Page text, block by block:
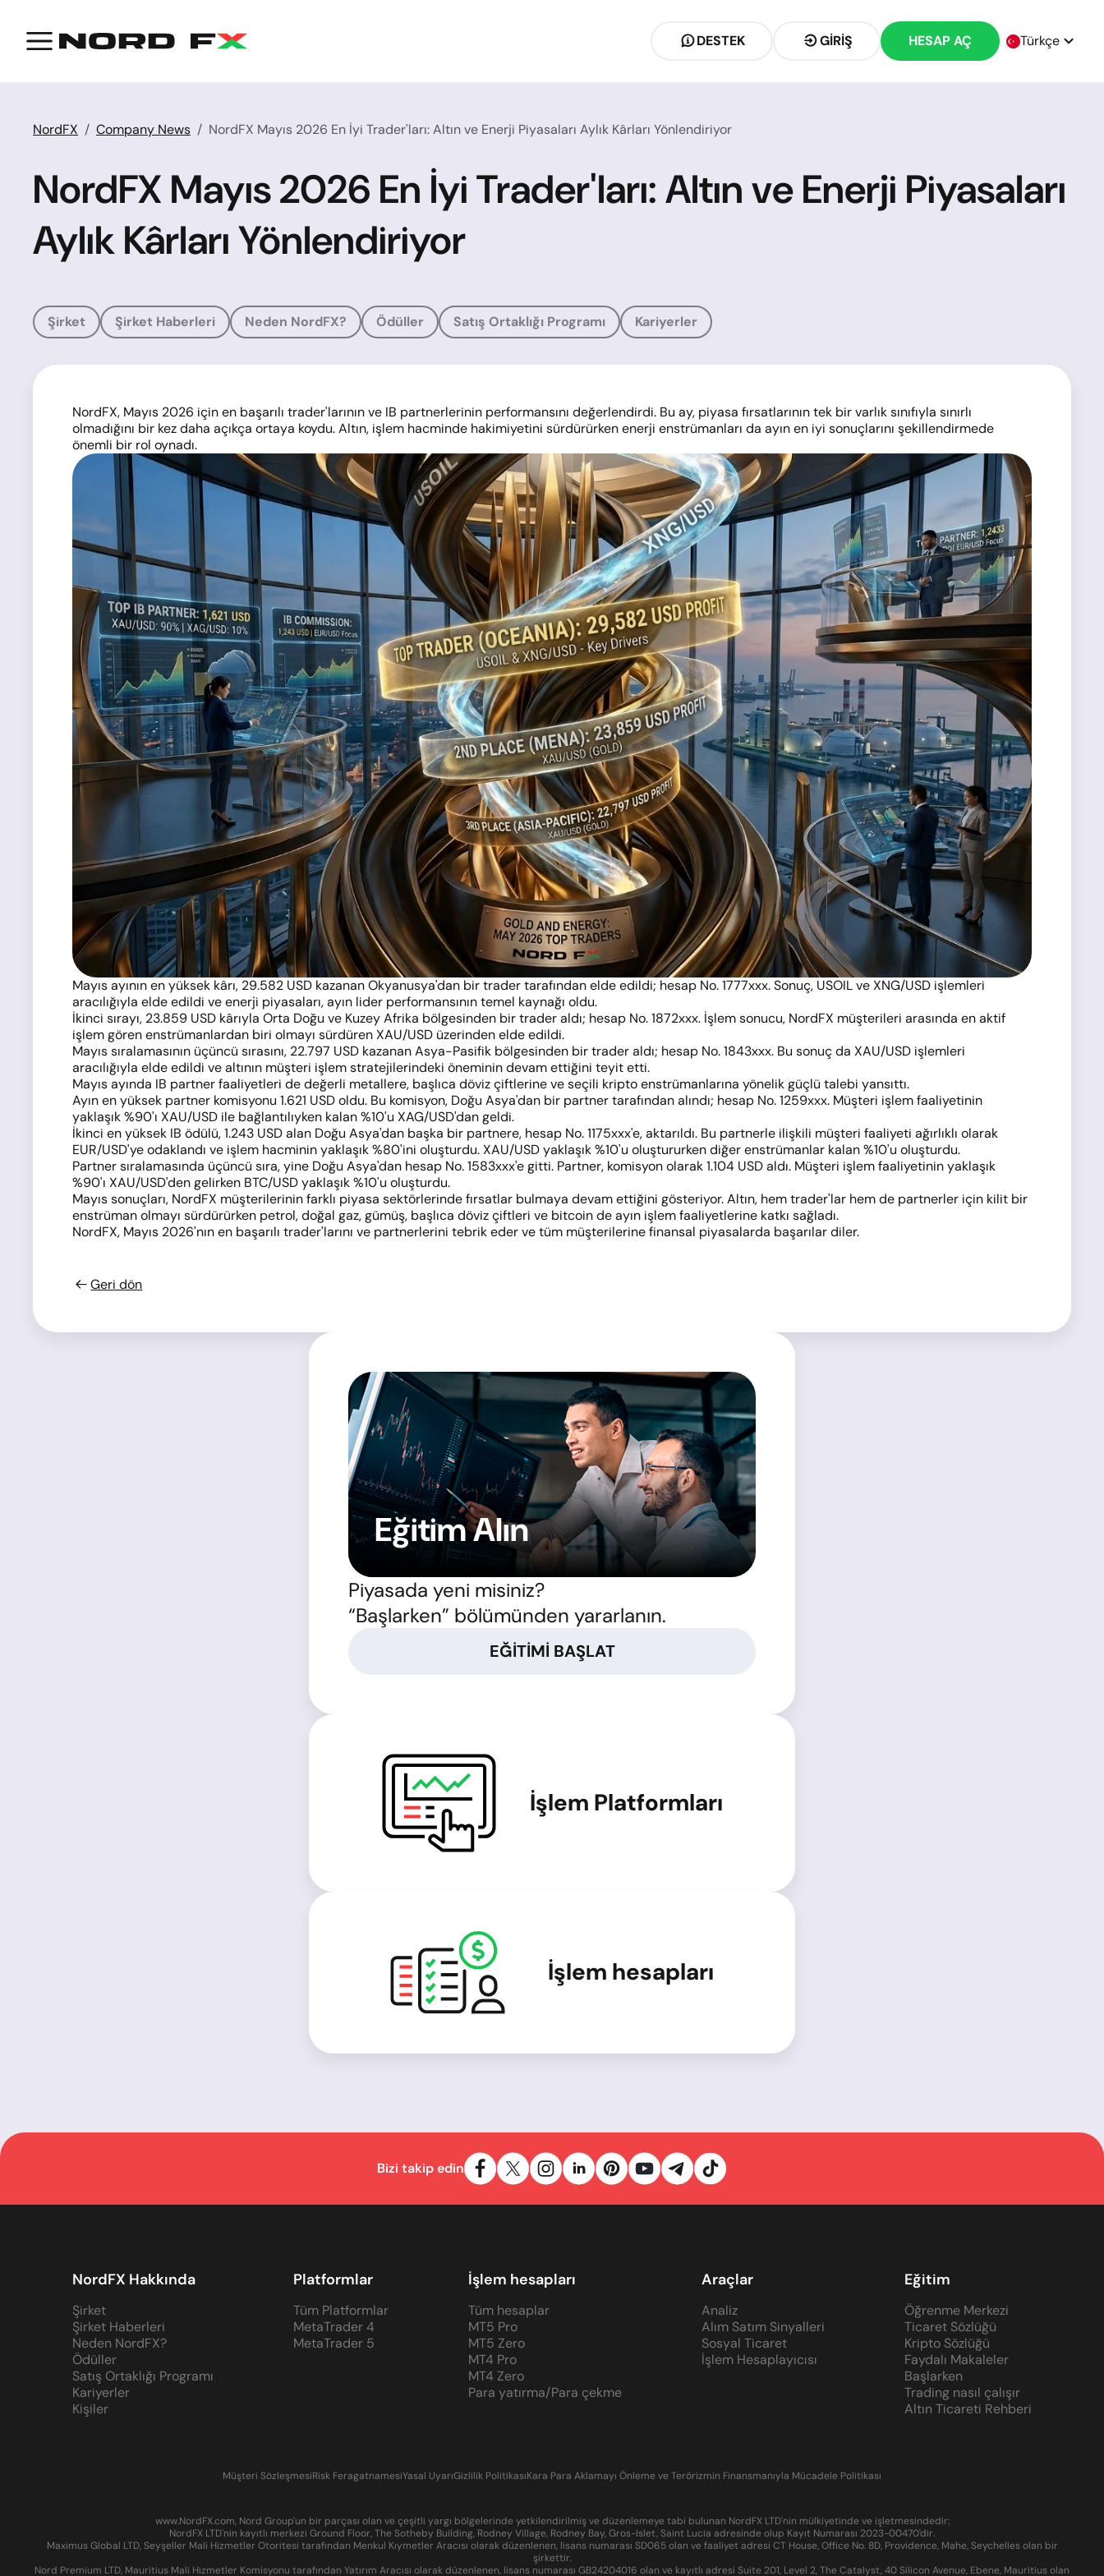
DESTEK GIRIŞ HESAP AÇ Türkçe
NordFX Company News NordFX Mayıs 2026 En İyi Trader'ları: Altın ve Enerji Piyasaları Aylık Kârları Yönlendiriyor
NordFX Mayıs 2026 En İyi Trader'ları: Altın ve Enerji Piyasaları
Aylık Kârları Yönlendiriyor
Şirket Şirket Haberleri Neden NordFX? Ödüller Satış Ortaklığı Programı Kariyerler
NordFX, Mayıs 2026 için en başarılı trader'larının ve IB partnerlerinin performansını değerlendirdi. Bu ay, piyasa fırsatlarının tek bir varlık sınıfıyla sınırlı
olmadığını bir kez daha açıkça ortaya koydu. Altın, işlem hacminde hakimiyetini sürdürürken enerji enstrümanları da ayın en iyi sonuçlarını şekillendirmede
önemli bir rol oynadı.
Mayıs ayının en yüksek kârı, 29.582 USD kazanan Okyanusya'dan bir trader tarafından elde edildi; hesap No. 1777xxx. Sonuç, USOIL ve XNG/USD işlemleri
aracılığıyla elde edildi ve enerji piyasaları, ayın lider performansının temel kaynağı oldu.
İkinci sırayı, 23.859 USD kârıyla Orta Doğu ve Kuzey Afrika bölgesinden bir trader aldı; hesap No. 1872xxx. İşlem sonucu, NordFX müşterileri arasında en aktif
işlem gören enstrümanlardan biri olmayı sürdüren XAU/USD üzerinden elde edildi.
Mayıs sıralamasının üçüncü sırasını, 22.797 USD kazanan Asya-Pasifik bölgesinden bir trader aldı; hesap No. 1843xxx. Bu sonuç da XAU/USD işlemleri
aracılığıyla elde edildi ve altının müşteri işlem stratejilerindeki öneminin devam ettiğini teyit etti.
Mayıs ayında IB partner faaliyetleri de değerli metallere, başlıca döviz çiftlerine ve seçili kripto enstrümanlarına yönelik güçlü talebi yansıttı.
Ayın en yüksek partner komisyonu 1.621 USD oldu. Bu komisyon, Doğu Asya'dan bir partner tarafından alındı; hesap No. 1259xxx. Müşteri işlem faaliyetinin
yaklaşık %90'ı XAU/USD ile bağlantılıyken kalan %10'u XAG/USD'dan geldi.
İkinci en yüksek IB ödülü, 1.243 USD alan Doğu Asya'dan başka bir partnere, hesap No. 1175xxx'e, aktarıldı. Bu partnerle ilişkili müşteri faaliyeti ağırlıklı olarak
EUR/USD'ye odaklandı ve işlem hacminin yaklaşık %80'ini oluşturdu. XAU/USD yaklaşık %10'u oluştururken diğer enstrümanlar kalan %10'u oluşturdu.
Partner sıralamasında üçüncü sıra, yine Doğu Asya'dan hesap No. 1583xxx'e gitti. Partner, komisyon olarak 1.104 USD aldı. Müşteri işlem faaliyetinin yaklaşık
%90'ı XAU/USD'den gelirken BTC/USD yaklaşık %10'u oluşturdu.
Mayıs sonuçları, NordFX müşterilerinin farklı piyasa sektörlerinde fırsatlar bulmaya devam ettiğini gösteriyor. Altın, hem trader'lar hem de partnerler için kilit bir
enstrüman olmayı sürdürürken petrol, doğal gaz, gümüş, başlıca döviz çiftleri ve bitcoin de ayın işlem faaliyetlerine katkı sağladı.
NordFX, Mayıs 2026'nın en başarılı trader'larını ve partnerlerini tebrik eder ve tüm müşterilerine finansal piyasalarda başarılar diler.
Geri dön
Eğitim Alın
Piyasada yeni misiniz?
“Başlarken” bölümünden yararlanın.
EĞITIMI BAŞLAT
İşlem Platformları
İşlem hesapları
Bizi takip edin
NordFX Hakkında
Şirket
Şirket Haberleri
Neden NordFX?
Ödüller
Satış Ortaklığı Programı
Kariyerler
Kişiler
Platformlar
Tüm Platformlar
MetaTrader 4
MetaTrader 5
İşlem hesapları
Tüm hesaplar
MT5 Pro
MT5 Zero
MT4 Pro
MT4 Zero
Para yatırma/Para çekme
Araçlar
Analiz
Alım Satım Sinyalleri
Sosyal Ticaret
İşlem Hesaplayıcısı
Eğitim
Öğrenme Merkezi
Ticaret Sözlüğü
Kripto Sözlüğü
Faydalı Makaleler
Başlarken
Trading nasıl çalışır
Altın Ticareti Rehberi
Müşteri SözleşmesiRisk FeragatnamesiYasal UyarıGizlilik PolitikasıKara Para Aklamayı Önleme ve Terörizmin Finansmanıyla Mücadele Politikası
www.NordFX.com, Nord Group'un bir parçası olan ve çeşitli yargı bölgelerinde yetkilendirilmiş ve düzenlemeye tabi bulunan NordFX LTD'nin mülkiyetinde ve işletmesindedir:
NordFX LTD'nin kayıtlı merkezi Ground Floor, The Sotheby Building, Rodney Village, Rodney Bay, Gros-Islet, Saint Lucia adresinde olup Kayıt Numarası 2023-00470'dir.
Maximus Global LTD, Seyşeller Mali Hizmetler Otoritesi tarafından Menkul Kıymetler Aracısı olarak düzenlenen, lisans numarası SD065 olan ve faaliyet adresi CT House, Office No. 8D, Providence, Mahe, Seychelles olan bir
şirkettir.
Nord Premium LTD, Mauritius Mali Hizmetler Komisyonu tarafından Yatırım Aracısı olarak düzenlenen, lisans numarası GB24204016 olan ve kayıtlı adresi Suite 201, Level 2, The Catalyst, 40 Silicon Avenue, Ebene, Mauritius olan